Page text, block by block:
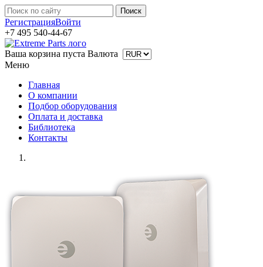
РегистрацияВойти
+7 495 540-44-67
Ваша корзина пуста Валюта
Меню
Главная
О компании
Подбор оборудования
Оплата и доставка
Библиотека
Контакты